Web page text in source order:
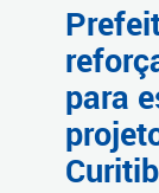
para